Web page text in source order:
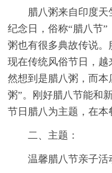
腊八粥来自印度
纪念日，俗称“腊八节”
粥也有很多典故传说
现在传统风俗节日，
然想到是腊八粥，而本
粥”。刚好腊八节能和
节日腊八为主题，在本
二、主题：
温馨腊八节亲子活